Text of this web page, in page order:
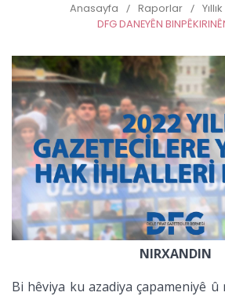
Anasayfa / Raporlar /
NIRXANDIN
Bi hêviya ku azadiya çapameniyê